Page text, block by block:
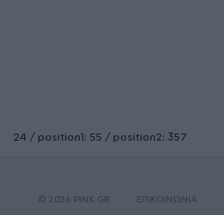
24 / position1: 55 / position2: 357
© 2026 PINK.GR ΕΠΙΚΟΙΝΩΝΙΑ